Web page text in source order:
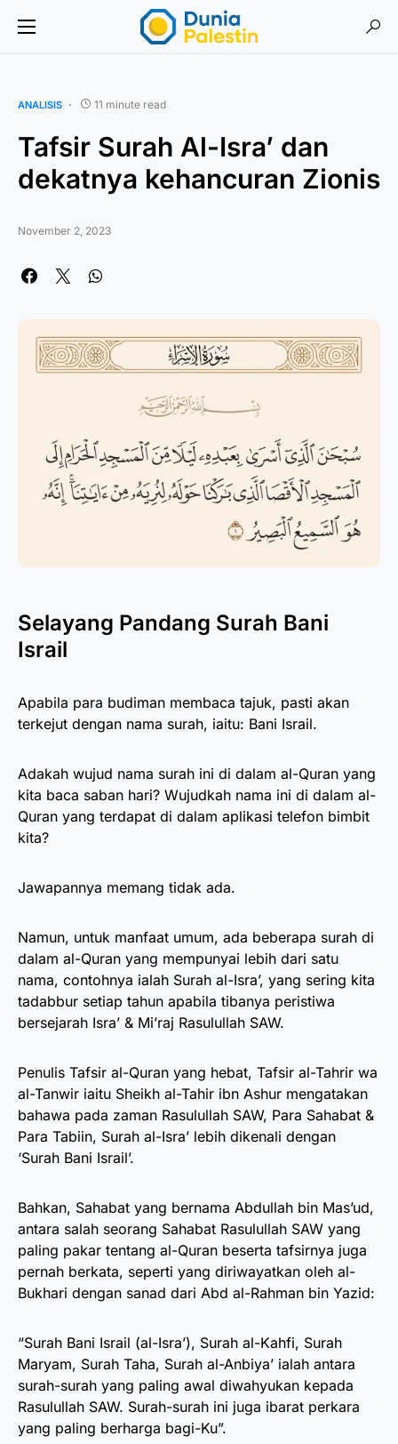
ANALISIS 11 minute read
Tafsir Surah Al-Isra’ dan
dekatnya kehancuran Zionis
November 2, 2023
Selayang Pandang Surah Bani
Israil
Apabila para budiman membaca tajuk, pasti akan
terkejut dengan nama surah, iaitu: Bani Israil.
Adakah wujud nama surah ini di dalam al-Quran yang
kita baca saban hari? Wujudkah nama ini di dalam al-
Quran yang terdapat di dalam aplikasi telefon bimbit
kita?
Jawapannya memang tidak ada.
Namun, untuk manfaat umum, ada beberapa surah di
dalam al-Quran yang mempunyai lebih dari satu
nama, contohnya ialah Surah al-Isra’, yang sering kita
tadabbur setiap tahun apabila tibanya peristiwa
bersejarah Isra’ & Mi’raj Rasulullah SAW.
Penulis Tafsir al-Quran yang hebat, Tafsir al-Tahrir wa
al-Tanwir iaitu Sheikh al-Tahir ibn Ashur mengatakan
bahawa pada zaman Rasulullah SAW, Para Sahabat &
Para Tabiin, Surah al-Isra’ lebih dikenali dengan
‘Surah Bani Israil’.
Bahkan, Sahabat yang bernama Abdullah bin Mas’ud,
antara salah seorang Sahabat Rasulullah SAW yang
paling pakar tentang al-Quran beserta tafsirnya juga
pernah berkata, seperti yang diriwayatkan oleh al-
Bukhari dengan sanad dari Abd al-Rahman bin Yazid:
“Surah Bani Israil (al-Isra’), Surah al-Kahfi, Surah
Maryam, Surah Taha, Surah al-Anbiya’ ialah antara
surah-surah yang paling awal diwahyukan kepada
Rasulullah SAW. Surah-surah ini juga ibarat perkara
yang paling berharga bagi-Ku”.